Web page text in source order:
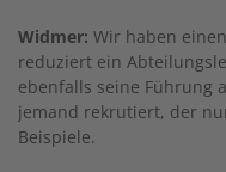
Widmer: Wir haben
reduziert ein
ebenfalls seine Führung
jemand rekrutiert, der
Beispiele.